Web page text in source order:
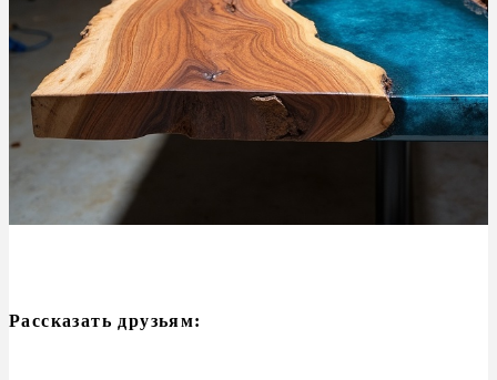
Рассказать друзьям: